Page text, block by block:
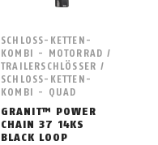
SCHLOSS-KETTEN-
KOMBI - MOTORRAD /
TRAILERSCHLÖSSER /
SCHLOSS-KETTEN-
KOMBI - QUAD
GRANIT™ POWER
CHAIN 37 14KS
BLACK LOOP